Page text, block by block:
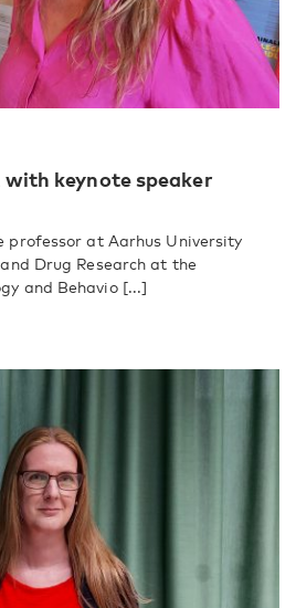
with keynote speaker
professor at Aarhus University
Drug Research at the
and Behavio [...]